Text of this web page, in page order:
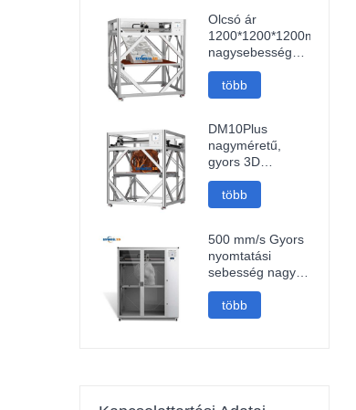
nyomtatója
Olcsó ár
1200*1200*1200mm
nagysebességű
FDM intelligens
3D nyomtató wifi
kapcsolattal
nyomtatógép
több
DM10Plus
nagyméretű,
gyors 3D
nyomtatógép,
1000 mm-es 3D
nyomtató
több
500 mm/s Gyors
nyomtatási
sebesség nagy
méretű 1000
mm-es
nagyméretű
3D nyomtatás
több